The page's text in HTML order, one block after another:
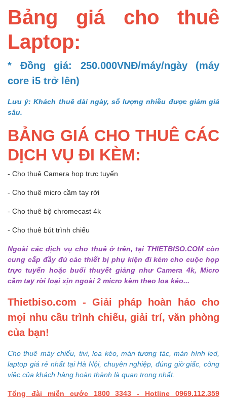
Bảng giá cho thuê
Laptop:
* Đồng giá: 250.000VNĐ/máy/ngày (máy
core i5 trở lên)
Lưu ý: Khách thuê dài ngày, số lượng nhiều được giảm giá
sâu.
BẢNG GIÁ CHO THUÊ CÁC
DỊCH VỤ ĐI KÈM:
- Cho thuê Camera họp trực tuyến
- Cho thuê micro cầm tay rời
- Cho thuê bộ chromecast 4k
- Cho thuê bút trình chiếu
Ngoài các dịch vụ cho thuê ở trên, tại THIETBISO.COM còn
cung cấp đầy đủ các thiết bị phụ kiện đi kèm cho cuộc họp
trực tuyến hoặc buổi thuyết giảng như Camera 4k, Micro
cầm tay rời loại xịn ngoài 2 micro kèm theo loa kéo...
Thietbiso.com - Giải pháp hoàn hảo cho
mọi nhu cầu trình chiếu, giải trí, văn phòng
của bạn!
Cho thuê máy chiếu, tivi, loa kéo, màn tương tác, màn hình led,
laptop giá rẻ nhất tại Hà Nội, chuyên nghiệp, đúng giờ giấc, công
việc của khách hàng hoàn thành là quan trọng nhất.
Tổng đài miễn cước 1800 3343 - Hotline 0969.112.359